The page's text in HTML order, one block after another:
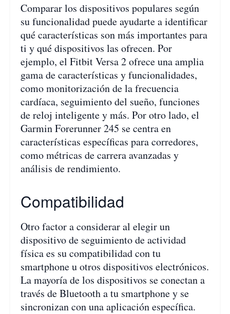
Comparar los dispositivos populares según
su funcionalidad puede ayudarte a identificar
qué características son más importantes para
ti y qué dispositivos las ofrecen. Por
ejemplo, el Fitbit Versa 2 ofrece una amplia
gama de características y funcionalidades,
como monitorización de la frecuencia
cardíaca, seguimiento del sueño, funciones
de reloj inteligente y más. Por otro lado, el
Garmin Forerunner 245 se centra en
características específicas para corredores,
como métricas de carrera avanzadas y
análisis de rendimiento.
Compatibilidad
Otro factor a considerar al elegir un
dispositivo de seguimiento de actividad
física es su compatibilidad con tu
smartphone u otros dispositivos electrónicos.
La mayoría de los dispositivos se conectan a
través de Bluetooth a tu smartphone y se
sincronizan con una aplicación específica.